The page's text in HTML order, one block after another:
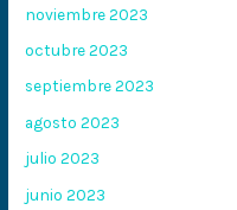
noviembre 2023
octubre 2023
septiembre 2023
agosto 2023
julio 2023
junio 2023